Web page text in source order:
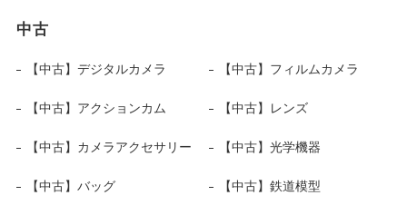
中古
【中古】デジタルカメラ 【中古】フィルムカメラ
【中古】アクションカム 【中古】レンズ
【中古】カメラアクセサリー 【中古】光学機器
【中古】バッグ 【中古】鉄道模型